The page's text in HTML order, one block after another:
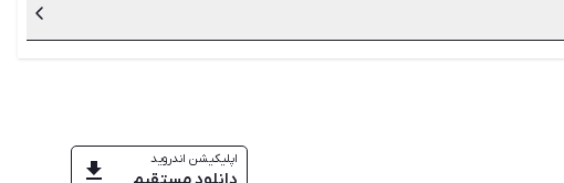
مناسب و باکیفیت بسیار پر اهمیت است
اپلیکیشن اندروید